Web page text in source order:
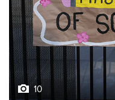
10
Фотохроника 7 августа